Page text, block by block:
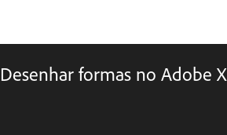
Desenhar formas no Adobe